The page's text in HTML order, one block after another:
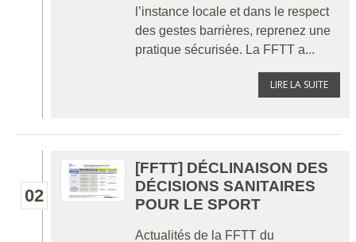
l’instance locale et dans le respect
des gestes barrières, reprenez une
pratique sécurisée. La FFTT a...
LIRE LA SUITE
02
[FFTT] DÉCLINAISON DES
DÉCISIONS SANITAIRES
POUR LE SPORT
Actualités de la FFTT du